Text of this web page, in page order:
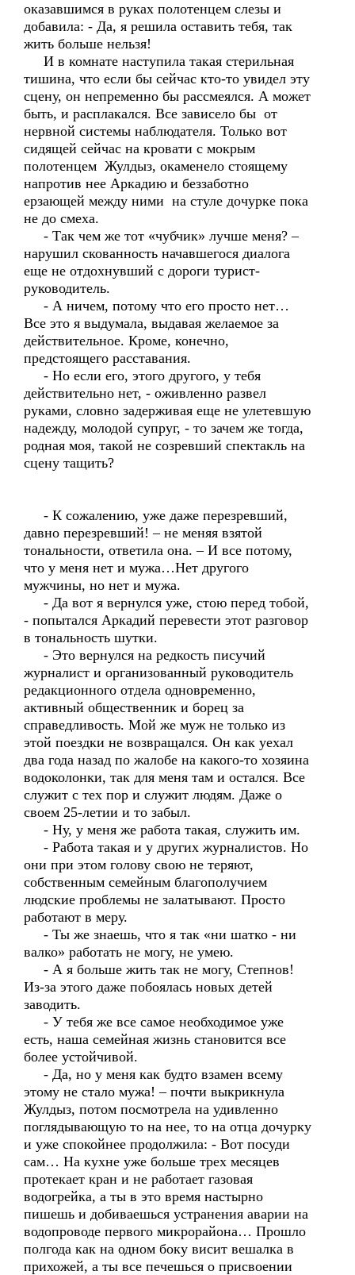
оказавшимся в руках полотенцем слезы и
добавила: - Да, я решила оставить тебя, так
жить больше нельзя!
И в комнате наступила такая стерильная
тишина, что если бы сейчас кто-то увидел эту
сцену, он непременно бы рассмеялся. А может
быть, и расплакался. Все зависело бы от
нервной системы наблюдателя. Только вот
сидящей сейчас на кровати с мокрым
полотенцем Жулдыз, окаменело стоящему
напротив нее Аркадию и беззаботно
ерзающей между ними на стуле дочурке пока
не до смеха.
- Так чем же тот «чубчик» лучше меня? –
нарушил скованность начавшегося диалога
еще не отдохнувший с дороги турист-
руководитель.
- А ничем, потому что его просто нет…
Все это я выдумала, выдавая желаемое за
действительное. Кроме, конечно,
предстоящего расставания.
- Но если его, этого другого, у тебя
действительно нет, - оживленно развел
руками, словно задерживая еще не улетевшую
надежду, молодой супруг, - то зачем же тогда,
родная моя, такой не созревший спектакль на
сцену тащить?
- К сожалению, уже даже перезревший,
давно перезревший! – не меняя взятой
тональности, ответила она. – И все потому,
что у меня нет и мужа…Нет другого
мужчины, но нет и мужа.
- Да вот я вернулся уже, стою перед тобой,
- попытался Аркадий перевести этот разговор
в тональность шутки.
- Это вернулся на редкость писучий
журналист и организованный руководитель
редакционного отдела одновременно,
активный общественник и борец за
справедливость. Мой же муж не только из
этой поездки не возвращался. Он как уехал
два года назад по жалобе на какого-то хозяина
водоколонки, так для меня там и остался. Все
служит с тех пор и служит людям. Даже о
своем 25-летии и то забыл.
- Ну, у меня же работа такая, служить им.
- Работа такая и у других журналистов. Но
они при этом голову свою не теряют,
собственным семейным благополучием
людские проблемы не залатывают. Просто
работают в меру.
- Ты же знаешь, что я так «ни шатко - ни
валко» работать не могу, не умею.
- А я больше жить так не могу, Степнов!
Из-за этого даже побоялась новых детей
заводить.
- У тебя же все самое необходимое уже
есть, наша семейная жизнь становится все
более устойчивой.
- Да, но у меня как будто взамен всему
этому не стало мужа! – почти выкрикнула
Жулдыз, потом посмотрела на удивленно
поглядывающую то на нее, то на отца дочурку
и уже спокойнее продолжила: - Вот посуди
сам… На кухне уже больше трех месяцев
протекает кран и не работает газовая
водогрейка, а ты в это время настырно
пишешь и добиваешься устранения аварии на
водопроводе первого микрорайона… Прошло
полгода как на одном боку висит вешалка в
прихожей, а ты все печешься о присвоении